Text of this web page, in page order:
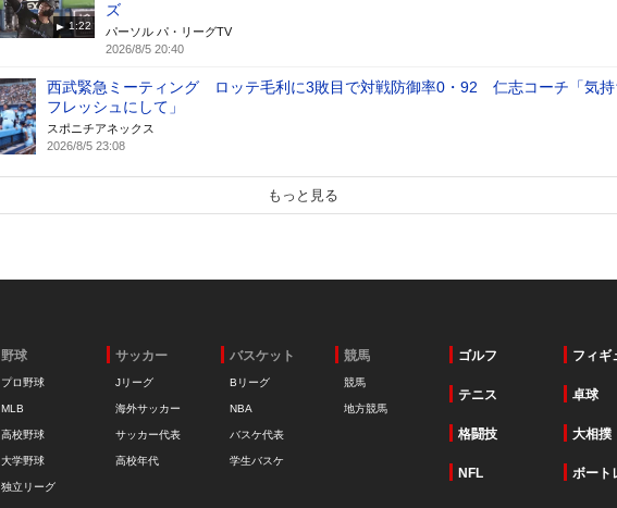
1:22
ズ
パーソル パ・リーグTV
2026/8/5 20:40
西武緊急ミーティング ロッテ毛利に3敗目で対戦防御率0・92 仁志コーチ「気持
フレッシュにして」
スポニチアネックス
2026/8/5 23:08
もっと見る
野球
プロ野球
MLB
高校野球
大学野球
独立リーグ
サッカー
Jリーグ
海外サッカー
サッカー代表
高校年代
バスケット
Bリーグ
NBA
バスケ代表
学生バスケ
競馬
競馬
地方競馬
ゴルフ フィギ
テニス 卓球
格闘技 大相撲
NFL ボート